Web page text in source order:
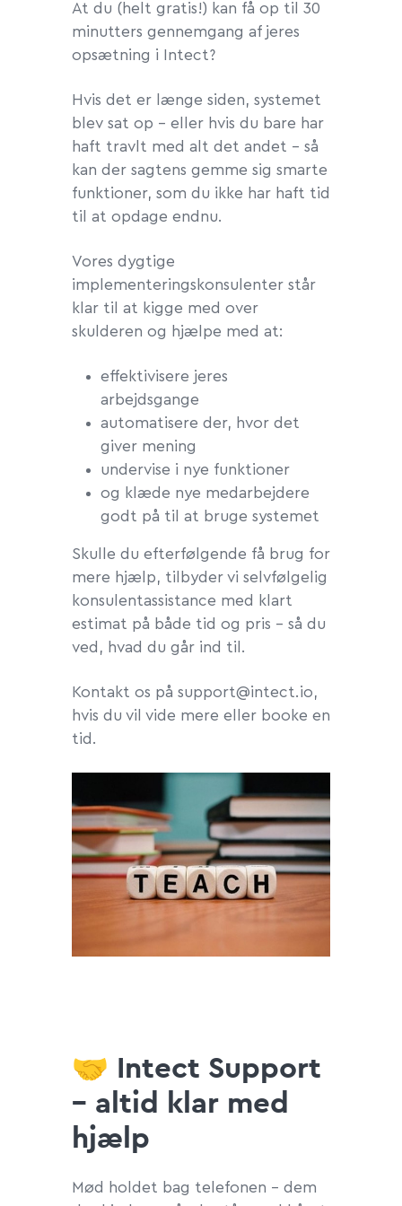
At du (helt gratis!) kan få op til 30
minutters gennemgang af jeres
opsætning i Intect?
Hvis det er længe siden, systemet
blev sat op – eller hvis du bare har
haft travlt med alt det andet – så
kan der sagtens gemme sig smarte
funktioner, som du ikke har haft tid
til at opdage endnu.
Vores dygtige
implementeringskonsulenter står
klar til at kigge med over
skulderen og hjælpe med at:
effektivisere jeres
arbejdsgange
automatisere der, hvor det
giver mening
undervise i nye funktioner
og klæde nye medarbejdere
godt på til at bruge systemet
Skulle du efterfølgende få brug for
mere hjælp, tilbyder vi selvfølgelig
konsulentassistance med klart
estimat på både tid og pris – så du
ved, hvad du går ind til.
Kontakt os på support@intect.io,
hvis du vil vide mere eller booke en
tid.
🤝 Intect Support
– altid klar med
hjælp
Mød holdet bag telefonen – dem